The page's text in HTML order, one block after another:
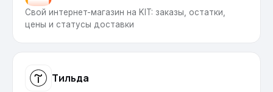
Свой интернет-магазин на KIT: заказы, остатки,
цены и статусы доставки
Тильда